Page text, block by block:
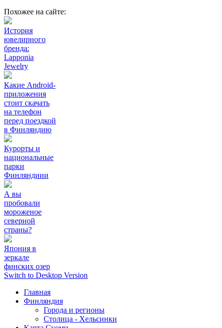
Похожее на сайте:
История
ювелирного
бренда:
Lapponia
Jewelry
Какие Android-
приложения
стоит скачать
на телефон
перед поездкой
в Финляндию
Курорты и
национальные
парки
Финляндиии
А вы
пробовали
мороженое
северной
страны?
Япония в
зеркале
финских озер
Switch to Desktop Version
Главная
Финляндия
Города и регионы
Столица - Хельсинки